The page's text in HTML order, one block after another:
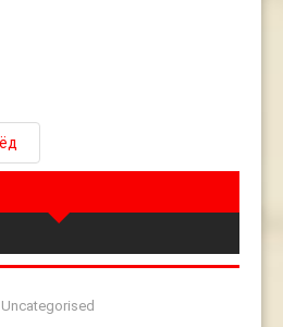
Uncategorised